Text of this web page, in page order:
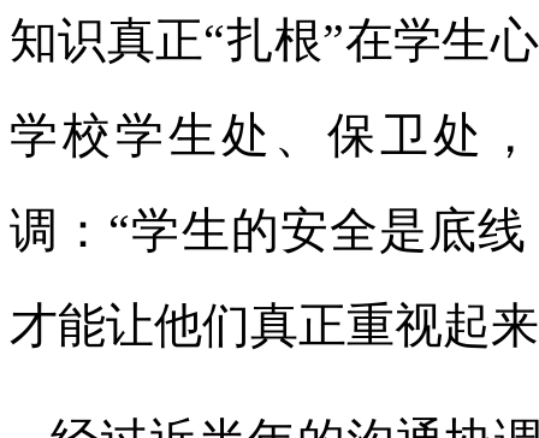
知识真正“扎根”在学生
学校学生处、保卫处
调：“学生的安全是底
才能让他们真正重视起